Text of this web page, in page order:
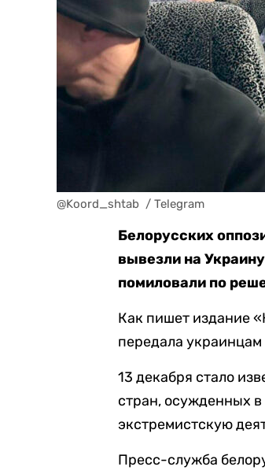
@Koord_shtab  / Telegram
Белорусских
вывезли на
помиловали по
Как пишет издание
передала
13 декабря стало
стран, осужденных
экстремистскую
Пресс-служба